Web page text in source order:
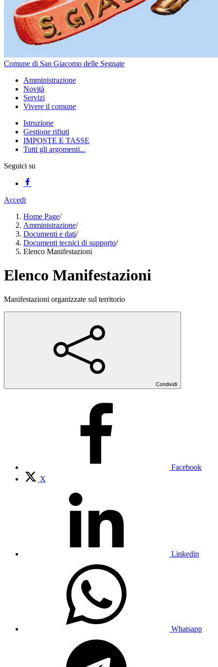
Comune di San Giacomo delle Segnate
Amministrazione
Novità
Servizi
Vivere il comune
Istruzione
Gestione rifiuti
IMPOSTE E TASSE
Tutti gli argomenti...
Seguici su
Accedi
Home Page/
Amministrazione/
Documenti e dati/
Documenti tecnici di supporto/
Elenco Manifestazioni
Elenco Manifestazioni
Manifestazioni organizzate sul territorio
Condividi
Facebook
X
Linkedin
Whatsapp